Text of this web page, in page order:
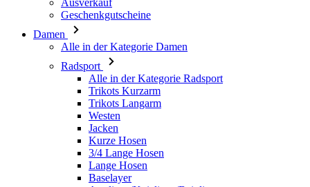
Radsport
Alle in der Kategorie Radsport
Trikots Langarm
Westen
Jacken
Kurze Hosen
3/4 Lange Hosen
Lange Hosen
Baselayer
Armlinge/Knielinge/Beinlinge
Caps & Mützen
Handschuhe
Socken
Andere